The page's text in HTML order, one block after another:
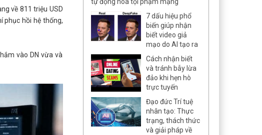
về 811 triệu USD
phục hồi hệ thống,
vào DN vừa và
7 dấu hiệu phổ
biến giúp nhận
biết video giả
mạo do AI tạo ra
Cách nhận biết
và tránh bẫy lừa
đảo khi hẹn hò
trực tuyến
Đạo đức Trí tuệ
nhân tạo: Thực
trạng, thách thức
và giải pháp về